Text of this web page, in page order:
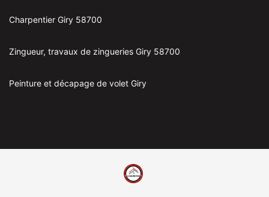
Charpentier Giry 58700
Zingueur, travaux de zingueries Giry 58700
Peinture et décapage de volet Giry